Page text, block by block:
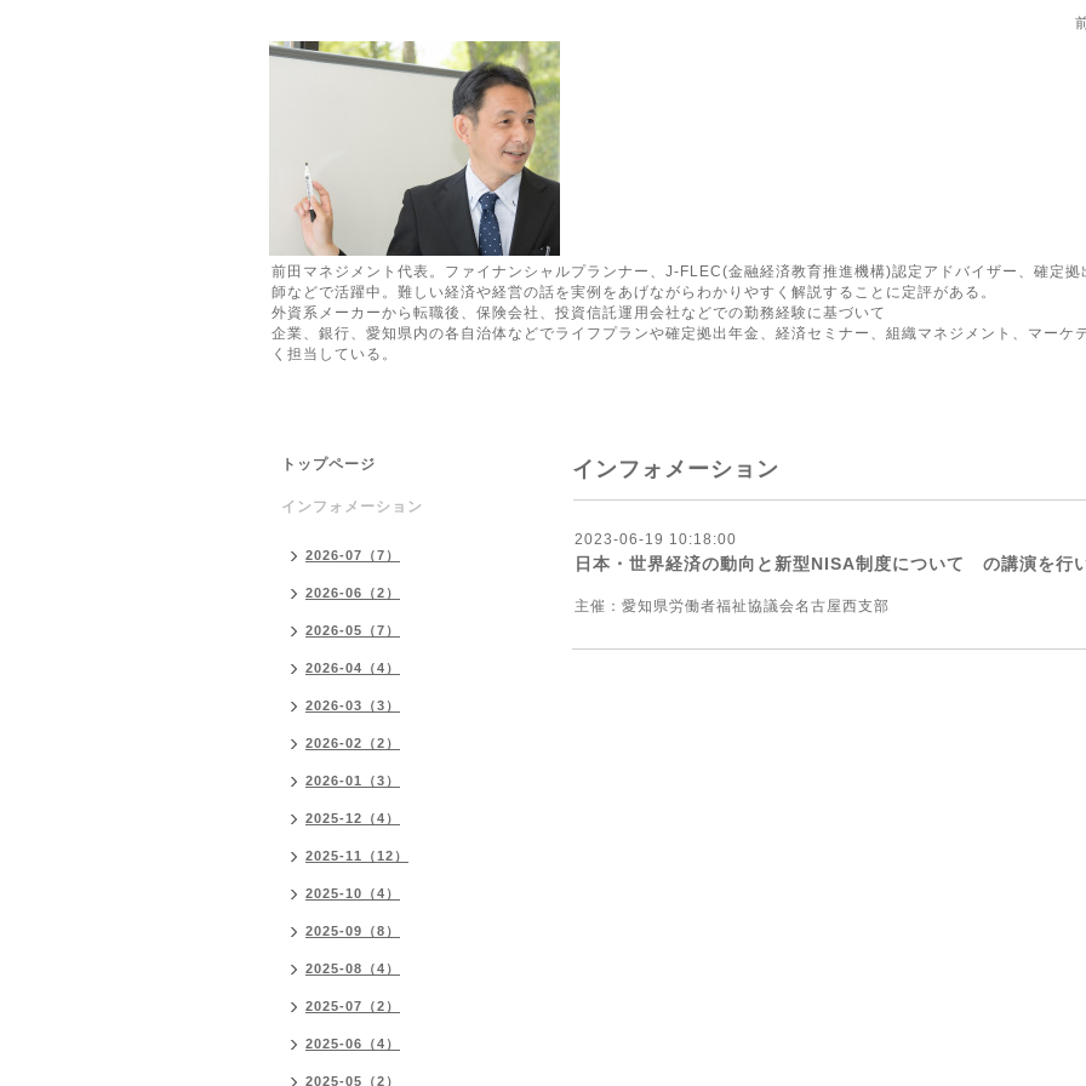
前田マネジメント代表。ファイナンシャルプランナー、J-FLEC(金融経済教育推進機構)認定アドバイザー、確定
師などで活躍中。難しい経済や経営の話を実例をあげながらわかりやすく解説することに定評がある。
外資系メーカーから転職後、保険会社、投資信託運用会社などでの勤務経験に基づいて
企業、銀行、愛知県内の各自治体などでライフプランや確定拠出年金、経済セミナー、組織マネジメント、マーケ
く担当している。
インフォメーション
2023-06-19 10:18:00
日本・世界経済の動向と新型NISA制度について の講演を行
主催：愛知県労働者福祉協議会名古屋西支部
トップページ
インフォメーション
2026-07（7）
2026-06（2）
2026-05（7）
2026-04（4）
2026-03（3）
2026-02（2）
2026-01（3）
2025-12（4）
2025-11（12）
2025-10（4）
2025-09（8）
2025-08（4）
2025-07（2）
2025-06（4）
2025-05（2）